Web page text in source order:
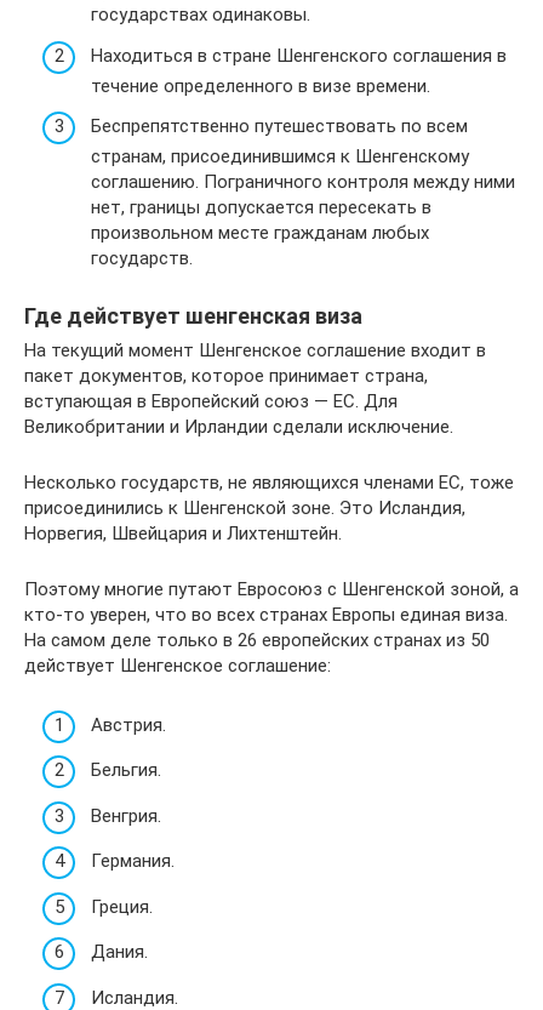
государствах одинаковы.
Находиться в стране Шенгенского соглашения в
течение определенного в визе времени.
Беспрепятственно путешествовать по всем
странам, присоединившимся к Шенгенскому
соглашению. Пограничного контроля между ними
нет, границы допускается пересекать в
произвольном месте гражданам любых
государств.
Где действует шенгенская виза
На текущий момент Шенгенское соглашение входит в
пакет документов, которое принимает страна,
вступающая в Европейский союз — ЕС. Для
Великобритании и Ирландии сделали исключение.
Несколько государств, не являющихся членами ЕС, тоже
присоединились к Шенгенской зоне. Это Исландия,
Норвегия, Швейцария и Лихтенштейн.
Поэтому многие путают Евросоюз с Шенгенской зоной, а
кто-то уверен, что во всех странах Европы единая виза.
На самом деле только в 26 европейских странах из 50
действует Шенгенское соглашение:
Австрия.
Бельгия.
Венгрия.
Германия.
Греция.
Дания.
Исландия.